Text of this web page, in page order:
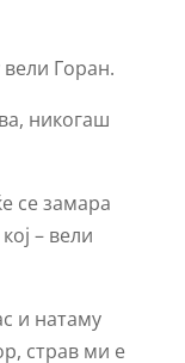
Горан.
никогаш
се замара
– вели
и натаму
страв ми е